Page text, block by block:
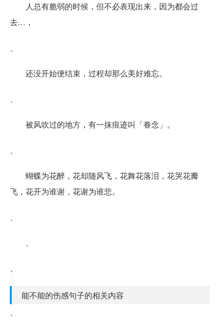
人总有脆弱的时候，但不必表现出来，因为都会过
去…，
、
还没开始便结束，过程却那么美好难忘。
、
被风吹过的地方，有一抹痕迹叫「眷念」。
、
蝴蝶为花醉，花却随风飞，花舞花落泪，花哭花瓣
飞，花开为谁谢，花谢为谁悲。
、
、
、
能不能的伤感句子的相关内容
、